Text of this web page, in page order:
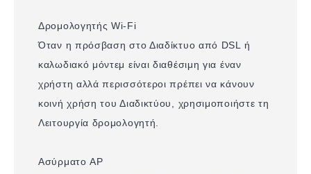
Δρομολογητής Wi-Fi
Όταν η πρόσβαση στο Διαδίκτυο από DSL ή
καλωδιακό μόντεμ είναι διαθέσιμη για έναν
χρήστη αλλά περισσότεροι πρέπει να κάνουν
κοινή χρήση του Διαδικτύου, χρησιμοποιήστε τη
Λειτουργία δρομολογητή.
Ασύρματο AP